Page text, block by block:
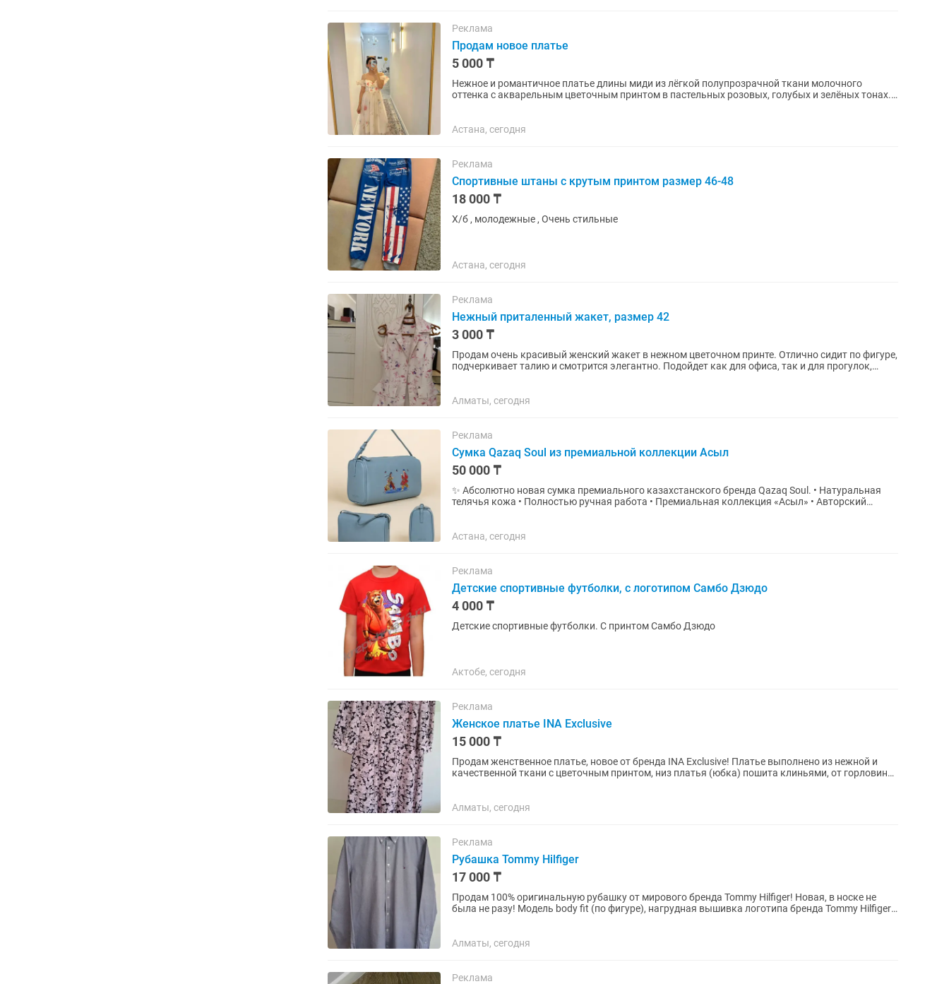
Реклама
Продам новое платье
5 000 ₸
Нежное и романтичное платье длины миди из лёгкой полупрозрачной ткани молочного
оттенка с акварельным цветочным принтом в пастельных розовых, голубых и зелёных тонах.
Астана, сегодня
Реклама
Спортивные штаны с крутым принтом размер 46-48
18 000 ₸
Х/б , молодежные , Очень стильные
Астана, сегодня
Реклама
Нежный приталенный жакет, размер 42
3 000 ₸
Продам очень красивый женский жакет в нежном цветочном принте. Отлично сидит по фигуре,
подчеркивает талию и смотрится элегантно. Подойдет как для офиса, так и для прогулок,
Алматы, сегодня
Реклама
Сумка Qazaq Soul из премиальной коллекции Асыл
50 000 ₸
✨ Абсолютно новая сумка премиального казахстанского бренда Qazaq Soul. • Натуральная
телячья кожа • Полностью ручная работа • Премиальная коллекция «Асыл» • Авторский
Астана, сегодня
Реклама
Детские спортивные футболки, с логотипом Самбо Дзюдо
4 000 ₸
Детские спортивные футболки. С принтом Самбо Дзюдо
Актобе, сегодня
Реклама
Женское платье INA Exclusive
15 000 ₸
Продам женственное платье, новое от бренда INA Exclusive! Платье выполнено из нежной и
качественной ткани с цветочным принтом, низ платья (юбка) пошита клиньями, от горловины
Алматы, сегодня
Реклама
Рубашка Tommy Hilfiger
17 000 ₸
Продам 100% оригинальную рубашку от мирового бренда Tommy Hilfiger! Новая, в носке не
была не разу! Модель body fit (по фигуре), нагрудная вышивка логотипа бренда Tommy Hilfiger!
Алматы, сегодня
Реклама